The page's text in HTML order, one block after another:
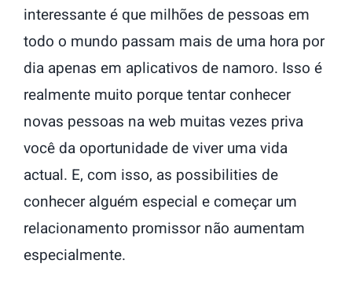
interessante é que milhões de pessoas em
todo o mundo passam mais de uma hora por
dia apenas em aplicativos de namoro. Isso é
realmente muito porque tentar conhecer
novas pessoas na web muitas vezes priva
você da oportunidade de viver uma vida
actual. E, com isso, as possibilities de
conhecer alguém especial e começar um
relacionamento promissor não aumentam
especialmente.